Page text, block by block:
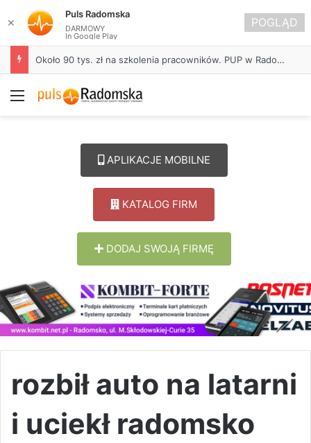
Życie bez alkoholu – lepszy wybór. Radomsko włącza się w Miesiąc Trzeźwości
Menu
APLIKACJE MOBILNE
KATALOG FIRM
DODAJ SWOJĄ FIRMĘ
rozbił auto na latarni
i uciekł radomsko
✕
Puls Radomska
DARMOWY
In Google Play
POGLĄD